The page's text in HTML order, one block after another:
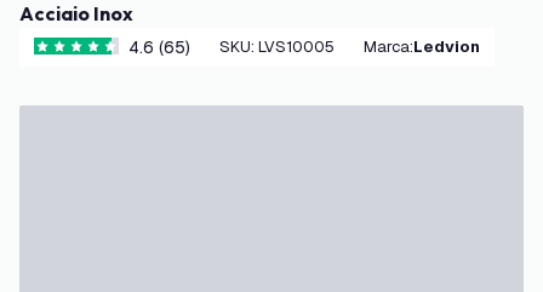
Acciaio Inox
4.6 stelle di valutazione
4.6 (65) SKU: LVS10005 Marca: Ledvion